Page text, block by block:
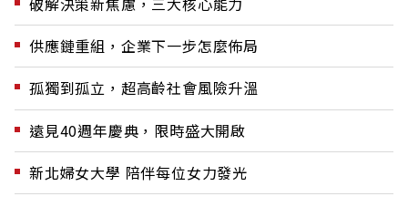
供應鏈重組，企業下一步怎麼佈局
孤獨到孤立，超高齡社會風險升溫
遠見40週年慶典，限時盛大開啟
新北婦女大學 陪伴每位女力發光